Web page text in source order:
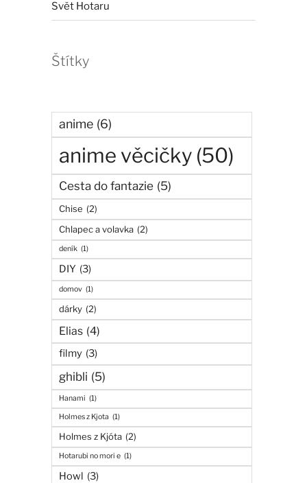
Svět Hotaru
Štítky
anime (6)
anime věcičky (50)
Cesta do fantazie (5)
Chise (2)
Chlapec a volavka (2)
deník (1)
DIY (3)
domov (1)
dárky (2)
Elias (4)
filmy (3)
ghibli (5)
Hanami (1)
Holmes z Kjota (1)
Holmes z Kjóta (2)
Hotarubi no mori e (1)
Howl (3)